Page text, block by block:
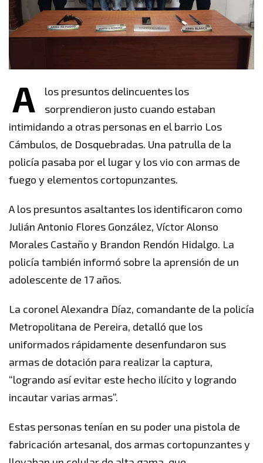
A
los presuntos delincuentes los
sorprendieron justo cuando estaban
intimidando a otras personas en el barrio Los
Cámbulos, de Dosquebradas. Una patrulla de la
policía pasaba por el lugar y los vio con armas de
fuego y elementos cortopunzantes.
A los presuntos asaltantes los identificaron como
Julián Antonio Flores González, Víctor Alonso
Morales Castaño y Brandon Rendón Hidalgo. La
policía también informó sobre la aprensión de un
adolescente de 17 años.
La coronel Alexandra Díaz, comandante de la policía
Metropolitana de Pereira, detalló que los
uniformados rápidamente desenfundaron sus
armas de dotación para realizar la captura,
“logrando así evitar este hecho ilícito y logrando
incautar varias armas”.
Estas personas tenían en su poder una pistola de
fabricación artesanal, dos armas cortopunzantes y